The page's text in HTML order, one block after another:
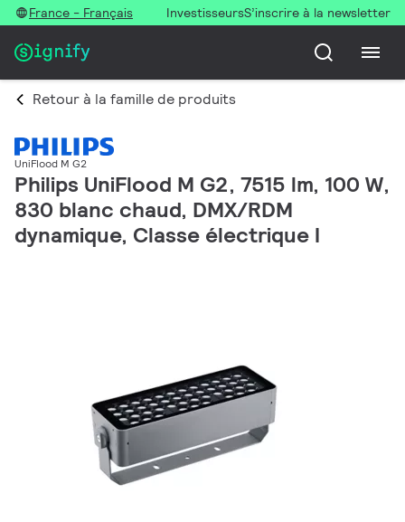
France - Français InvestisseursS’inscrire à la newsletter
Retour à la famille de produits
UniFlood M G2
Philips UniFlood M G2, 7515 lm, 100 W,
830 blanc chaud, DMX/RDM
dynamique, Classe électrique I